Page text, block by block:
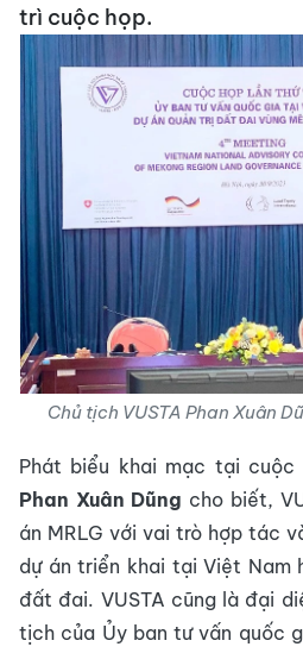
trì cuộc họp.
Chủ tịch VUSTA Phan Xuân
Phát biểu khai mạc tại
Phan Xuân Dũng cho biết,
án MRLG với vai trò hợp tác
dự án triển khai tại Việt Nam
đất đai. VUSTA cũng là đại
tịch của Ủy ban tư vấn quốc